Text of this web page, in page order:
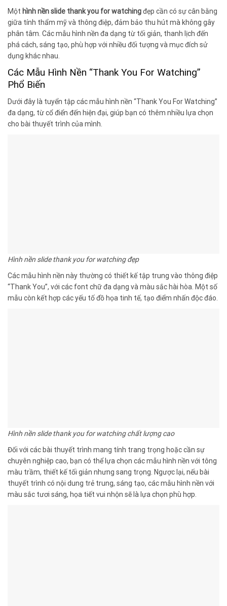
Một hình nền slide thank you for watchingđẹp cần có sự cân bằng
giữa tính thẩm mỹ và thông điệp, đảm bảo thu hút mà không gây
phân tâm. Các mẫu hình nền đa dạng từ tối giản, thanh lịch đến
phá cách, sáng tạo, phù hợp với nhiều đối tượng và mục đích sử
dụng khác nhau.
Các Mẫu Hình Nền “Thank You For Watching”
Phổ Biến
Dưới đây là tuyển tập các mẫu hình nền “Thank You For Watching”
đa dạng, từ cổ điển đến hiện đại, giúp bạn có thêm nhiều lựa chọn
cho bài thuyết trình của mình.
Hình nền slide thank you for watching đẹp
Các mẫu hình nền này thường có thiết kế tập trung vào thông điệp
“Thank You”, với các font chữ đa dạng và màu sắc hài hòa. Một số
mẫu còn kết hợp các yếu tố đồ họa tinh tế, tạo điểm nhấn độc đáo.
Hình nền slide thank you for watching chất lượng cao
Đối với các bài thuyết trình mang tính trang trọng hoặc cần sự
chuyên nghiệp cao, bạn có thể lựa chọn các mẫu hình nền với tông
màu trầm, thiết kế tối giản nhưng sang trọng. Ngược lại, nếu bài
thuyết trình có nội dung trẻ trung, sáng tạo, các mẫu hình nền với
màu sắc tươi sáng, họa tiết vui nhộn sẽ là lựa chọn phù hợp.